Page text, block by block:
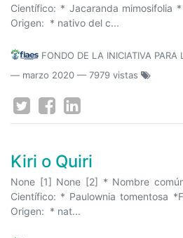
Científico: * Jacaranda mimosifolia
Origen: * nativo del c...
FONDO DE LA INICIATIVA
— marzo 2020 — 7979 vistas
Kiri o Quiri
None [1] None [2] * Nombre
Científico: * Paulownia tomentosa
Origen: * nat...